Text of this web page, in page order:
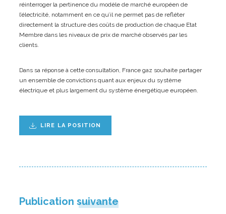
réinterroger la pertinence du modèle de marché européen de
l’électricité, notamment en ce qu’il ne permet pas de refléter
directement la structure des coûts de production de chaque Etat
Membre dans les niveaux de prix de marché observés par les
clients.
Dans sa réponse à cette consultation, France gaz souhaite partager
un ensemble de convictions quant aux enjeux du système
électrique et plus largement du système énergétique européen.
LIRE LA POSITION
Publication suivante